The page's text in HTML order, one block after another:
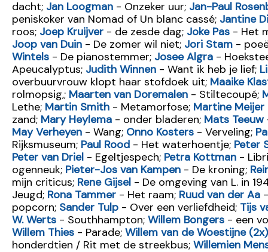
dacht; Jan Loogman - Onzeker uur; Jan-Paul
peniskoker van Nomad of Un blanc cassé; Jantine
roos; Joep Kruijver - de zesde dag; Joke Pas - Het
Joop van Duin - De zomer wil niet; Jori Stam -
Wintels - De pianostemmer; Josee Algra -
Apeucalyptus; Judith Winnen - Want ik heb je lief;
overbuurvrouw klopt haar stofdoek uit; Maaike
rolmopsig,; Maarten van Doremalen - Stiltecoupé;
Lethe; Martin Smith - Metamorfose; Martine Meijer
zand; Mary Heylema - onder bladeren; Mats Teeuw
May Verheyen - Wang; Onno Kosters - Verveling;
Rijksmuseum; Paul Rood - Het waterhoentje; Peter
Peter van Driel - Egeltjespech; Petra Kottman -
ogenneuk; Pieter-Jos van Kampen - De kroning;
mijn criticus; Rene Gijsel - De omgeving van L. in
Jeugd; Rona Tammer - Het raam; Ruud van der Aa
popcorn; Sander Tulp - Over een verliefdheid; Tijs
W. Werts - Southhampton; Willem Bongers - een
Willem Thies - Parade; Willem van de Woestijne (2x)
honderdtien / Rit met de streekbus; Willemien